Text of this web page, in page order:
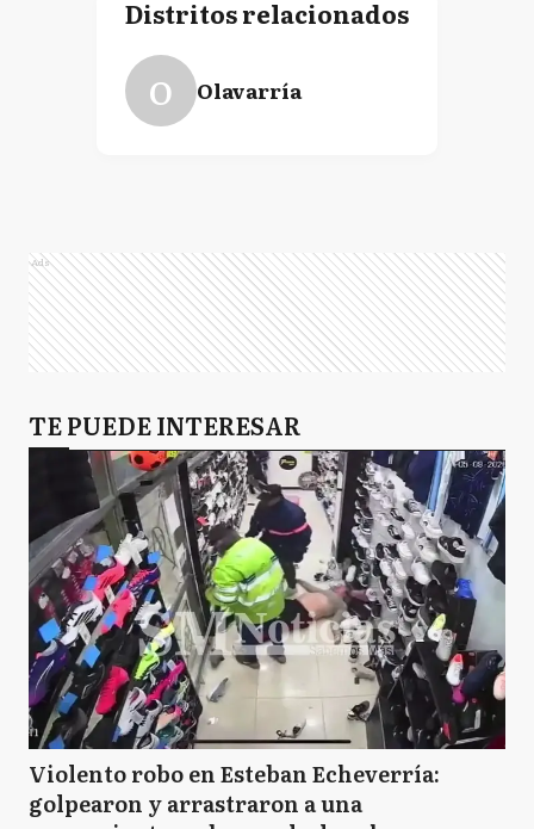
Distritos relacionados
O Olavarría
Ads
TE PUEDE INTERESAR
Violento robo en Esteban Echeverría:
golpearon y arrastraron a una